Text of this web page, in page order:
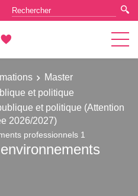
Master
et politique
et politique (Attention
2026/2027)
professionnels 1